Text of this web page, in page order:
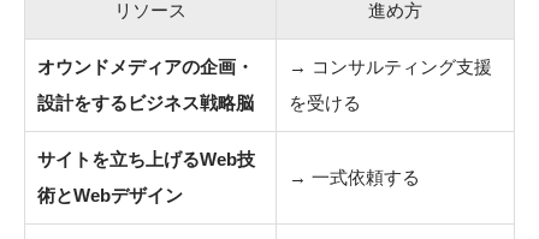
リソース 進め方
オウンドメディアの企画・
設計をするビジネス戦略脳
→ コンサルティング支援
を受ける
サイトを立ち上げるWeb技
術とWebデザイン
→ 一式依頼する